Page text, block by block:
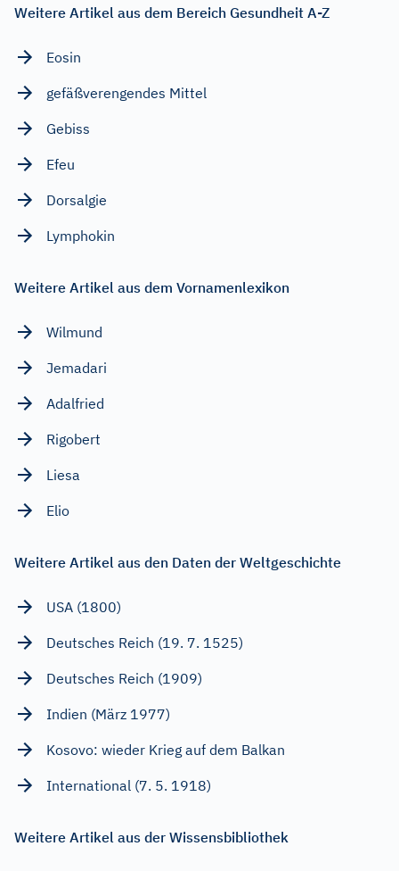
Weitere Artikel aus dem Bereich Gesundheit A-Z
Eosin
gefäßverengendes Mittel
Gebiss
Efeu
Dorsalgie
Lymphokin
Weitere Artikel aus dem Vornamenlexikon
Wilmund
Jemadari
Adalfried
Rigobert
Liesa
Elio
Weitere Artikel aus den Daten der Weltgeschichte
USA (1800)
Deutsches Reich (19. 7. 1525)
Deutsches Reich (1909)
Indien (März 1977)
Kosovo: wieder Krieg auf dem Balkan
International (7. 5. 1918)
Weitere Artikel aus der Wissensbibliothek